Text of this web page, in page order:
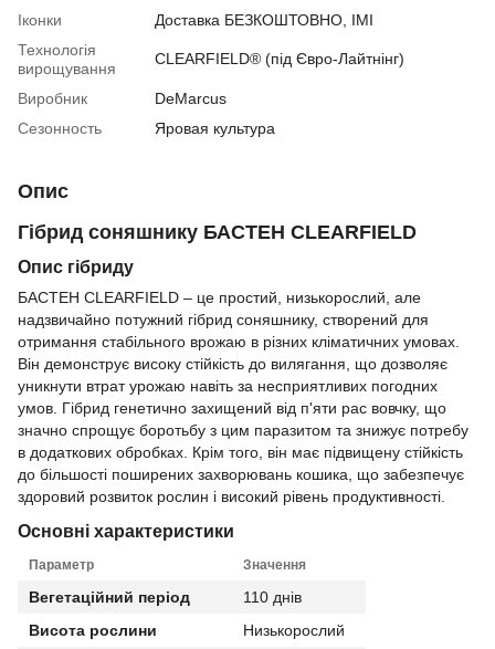
Іконки
Доставка БЕЗКОШТОВНО, ІМІ
Технологія
вирощування
CLEARFIELD® (під Євро-Лайтнінг)
Виробник
DeMarcus
Сезонность
Яровая культура
Опис
Гібрид соняшнику БАСТЕН CLEARFIELD
Опис гібриду
БАСТЕН CLEARFIELD – це простий, низькорослий, але
надзвичайно потужний гібрид соняшнику, створений для
отримання стабільного врожаю в різних кліматичних умовах.
Він демонструє високу стійкість до вилягання, що дозволяє
уникнути втрат урожаю навіть за несприятливих погодних
умов. Гібрид генетично захищений від п'яти рас вовчку, що
значно спрощує боротьбу з цим паразитом та знижує потребу
в додаткових обробках. Крім того, він має підвищену стійкість
до більшості поширених захворювань кошика, що забезпечує
здоровий розвиток рослин і високий рівень продуктивності.
Основні характеристики
Параметр Значення
Вегетаційний період
110 днів
Висота рослини
Низькорослий